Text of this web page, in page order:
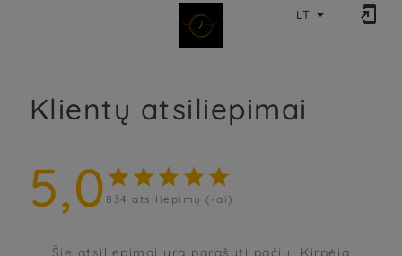
LT  
Klientų atsiliepimai
5,0     
834 atsiliepimų (-ai)
Šie atsiliepimai yra parašyti pačių „Kirpėja